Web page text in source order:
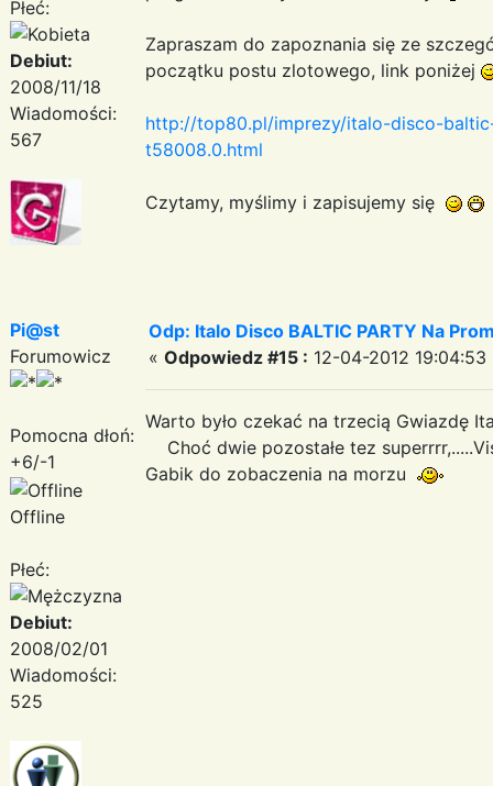
Płeć:
Debiut:
2008/11/18
Wiadomości:
567
Zapraszam do zapoznania się ze
początku postu zlotowego, link poniżej
http://top80.pl/imprezy/italo-disco-
t58008.0.html
Czytamy, myślimy i zapisujemy się
Pi@st
Forumowicz
Pomocna dłoń:
+6/-1
Offline
Płeć:
Debiut:
2008/02/01
Wiadomości:
525
Odp: Italo Disco BALTIC PARTY Na
« Odpowiedz #15 : 12-04-2012 19:04:53
Warto było czekać na trzecią Gwiazdę
Choć dwie pozostałe tez
Gabik do zobaczenia na morzu